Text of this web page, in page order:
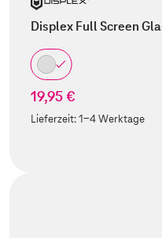
Displex Full Screen
19,95 €
Lieferzeit:1-4 Werktage